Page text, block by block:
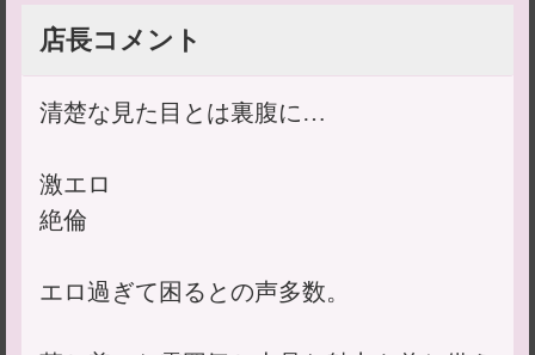
店長コメント
清楚な見た目とは裏腹に…
激エロ
絶倫
エロ過ぎて困るとの声多数。